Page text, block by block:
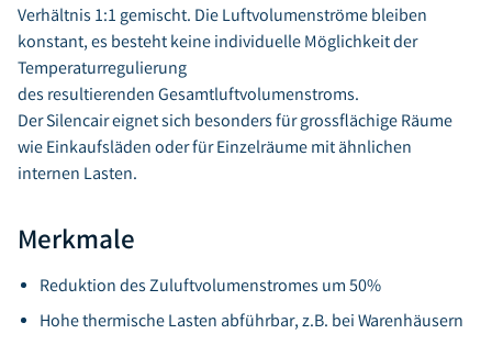
Verhältnis 1:1 gemischt. Die Luftvolumenströme bleiben
konstant, es besteht keine individuelle Möglichkeit der
Temperaturregulierung
des resultierenden Gesamtluftvolumenstroms.
Der Silencair eignet sich besonders für grossflächige Räume
wie Einkaufsläden oder für Einzelräume mit ähnlichen
internen Lasten.
Merkmale
Reduktion des Zuluftvolumenstromes um 50%
Hohe thermische Lasten abführbar, z.B. bei Warenhäusern